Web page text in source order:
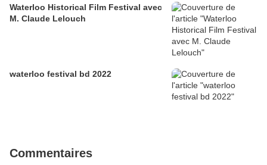
Waterloo Historical Film Festival avec
M. Claude Lelouch
waterloo festival bd 2022
Commentaires